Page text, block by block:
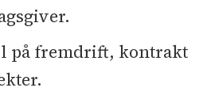
på fremdrift, kontrakt